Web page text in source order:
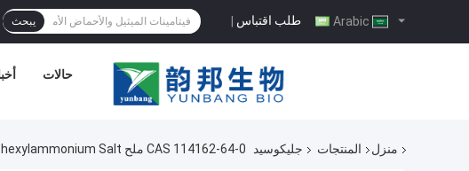
طلب اقتباس | يبحث
حالات
منزل المنتجات جليكوسيد CAS 114162-64-0 ملح X-Glucorono CHA 5-Bromo-4-Chloro-3-Indolyl Β-D-Glucuronide Cyclohexylammonium Salt